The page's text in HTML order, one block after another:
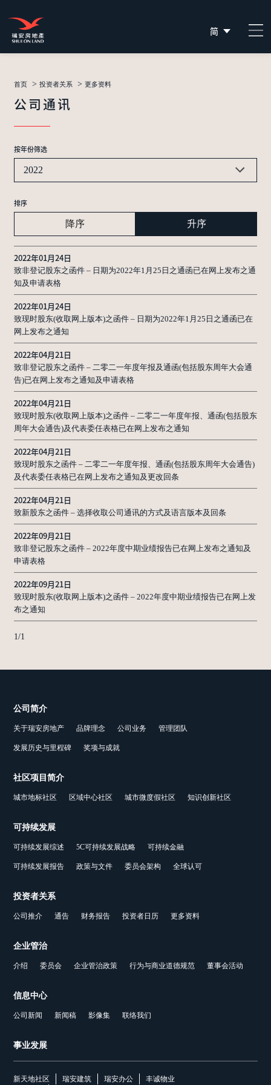
简
EN
首页 > 投资者关系 > 更多资料
公司通讯
按年份筛选
2022
排序
降序 升序
2022年01月24日
致非登记股东之函件 – 日期为2022年1月25日之通函已在网上发布之通
知及申请表格
2022年01月24日
致现时股东(收取网上版本)之函件 – 日期为2022年1月25日之通函已在
网上发布之通知
2022年04月21日
致非登记股东之函件 – 二零二一年度年报及通函(包括股东周年大会通
告)已在网上发布之通知及申请表格
2022年04月21日
致现时股东(收取网上版本)之函件 – 二零二一年度年报、通函(包括股东
周年大会通告)及代表委任表格已在网上发布之通知
2022年04月21日
致现时股东之函件 – 二零二一年度年报、通函(包括股东周年大会通告)
及代表委任表格已在网上发布之通知及更改回条
2022年04月21日
致新股东之函件 – 选择收取公司通讯的方式及语言版本及回条
2022年09月21日
致非登记股东之函件 – 2022年度中期业绩报告已在网上发布之通知及
申请表格
2022年09月21日
致现时股东(收取网上版本)之函件 – 2022年度中期业绩报告已在网上发
布之通知
1/1
公司简介
关于瑞安房地产 品牌理念 公司业务 管理团队
发展历史与里程碑 奖项与成就
社区项目简介
城市地标社区 区域中心社区 城市微度假社区 知识创新社区
可持续发展
可持续发展综述 5C可持续发展战略 可持续金融
可持续发展报告 政策与文件 委员会架构 全球认可
投资者关系
公司推介 通告 财务报告 投资者日历 更多资料
企业管治
介绍 委员会 企业管治政策 行为与商业道德规范 董事会活动
信息中心
公司新闻 新闻稿 影像集 联络我们
事业发展
新天地社区 瑞安建筑 瑞安办公 丰诚物业